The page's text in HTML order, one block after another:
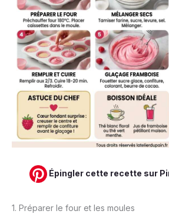
Épingler cette recette sur
1. Préparer le four et les moules